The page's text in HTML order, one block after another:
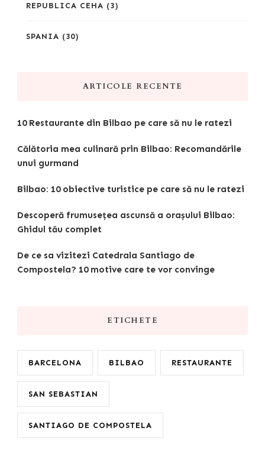
REPUBLICA CEHA (3)
SPANIA (30)
ARTICOLE RECENTE
10 Restaurante din Bilbao pe care să nu le ratezi
Călătoria mea culinară prin Bilbao: Recomandările
unui gurmand
Bilbao: 10 obiective turistice pe care să nu le ratezi
Descoperă frumusețea ascunsă a orașului Bilbao:
Ghidul tău complet
De ce sa vizitezi Catedrala Santiago de
Compostela? 10 motive care te vor convinge
ETICHETE
BARCELONA BILBAO RESTAURANTE
SAN SEBASTIAN
SANTIAGO DE COMPOSTELA